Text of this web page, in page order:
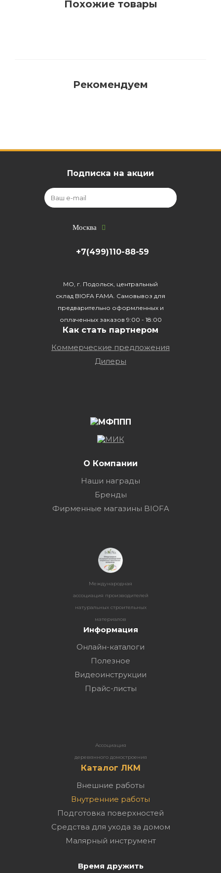
Похожие товары
Рекомендуем
Подписка на акции
Москва
+7(499)110-88-59
МО, г. Подольск, центральный
склад BIOFA FAMA. Самовывоз для
предварительно оформленных и
оплаченных заказов 9:00 - 18:00
Как стать партнером
Коммерческие предложения
Дилеры
О Компании
Наши награды
Бренды
Фирменные магазины BIOFA
Международная
ассоциация производителей
натуральных строительных
материалов
Информация
Онлайн-каталоги
Полезное
Видеоинструкции
Прайс-листы
Ассоциация
деревянного домостроения
Каталог ЛКМ
Внешние работы
Внутренние работы
Подготовка поверхностей
Средства для ухода за домом
Малярный инструмент
Время дружить